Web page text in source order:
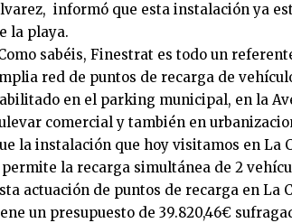
informó que esta instalación ya
la playa.
sabéis, Finestrat es todo un
red de puntos de recarga de
en el parking municipal, en la
comercial y también en
la instalación que hoy visitamos en La
la recarga simultánea de 2
actuación de puntos de recarga en La
un presupuesto de 39.820,46€